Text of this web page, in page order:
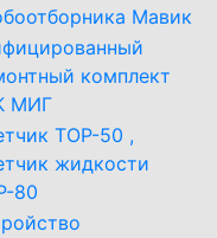
Мавик
комплект
МИГ
ТОР-50 ,
жидкости
80